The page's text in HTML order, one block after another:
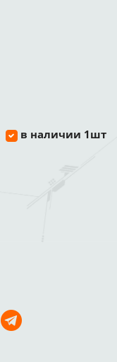
в наличии 1шт